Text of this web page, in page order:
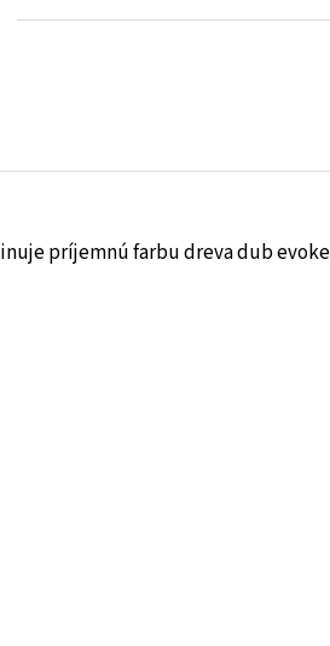
príjemnú farbu dreva dub